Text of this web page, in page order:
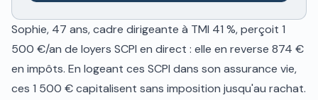
Sophie, 47 ans, cadre dirigeante à TMI 41 %, perçoit 1
500 €/an de loyers SCPI en direct : elle en reverse 874 €
en impôts. En logeant ces SCPI dans son assurance vie,
ces 1 500 € capitalisent sans imposition jusqu'au rachat.